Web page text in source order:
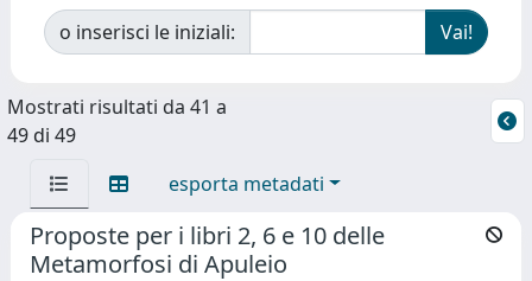
o inserisci le iniziali:
Mostrati risultati da 41 a
49 di 49
esporta metadati
Proposte per i libri 2, 6 e 10 delle
Metamorfosi di Apuleio